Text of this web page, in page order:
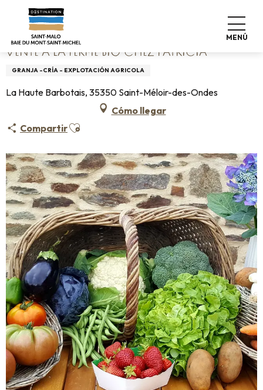
contenu
principal
MENÚ
Home Vente à la ferme Bio chez Patricia
VENTE À LA FERME BIO CHEZ PATRICIA
GRANJA -CRÍA - EXPLOTACIÓN AGRICOLA
La Haute Barbotais, 35350 Saint-Méloir-des-Ondes
Cómo llegar
CompartirAjouter aux favoris